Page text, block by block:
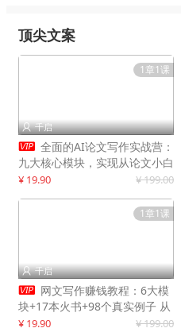
顶尖文案
1章1课
 千启
 全面的AI论文写作实战营：
九大核心模块，实现从论文小白
到高效产出的跨越
¥ 19.90 ¥ 199.00
1章1课
 千启
 网文写作赚钱教程：6大模
块+17本火书+98个真实例子 从
入门到精通实战方法
¥ 19.90 ¥ 199.00